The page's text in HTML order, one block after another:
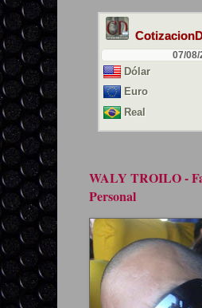
WALY TROILO -
Personal